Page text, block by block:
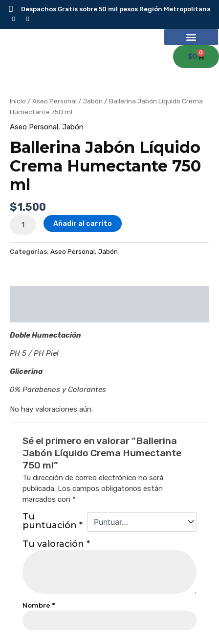
Despachos Gratis sobre 50 mil pesos Región Metropolitana
$0 0
Inicio / Aseo Personal / Jabón / Ballerina Jabón Líquido Crema
Humectante 750 ml
Aseo Personal , Jabón
Ballerina Jabón Líquido
Crema Humectante 750
ml
$1.500
Humectante
750
ml
cantidad
Añadir al carrito
Categorías: Aseo Personal, Jabón
Doble Humectación
PH 5 / PH Piel
Glicerina
0% Parabenos y Colorantes
No hay valoraciones aún.
Sé el primero en valorar “Ballerina
Jabón Líquido Crema Humectante
750 ml”
Tu dirección de correo electrónico no será
publicada. Los campos obligatorios están
marcados con *
Tu
puntuación*
Tu valoración*
Nombre*